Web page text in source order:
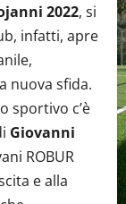
2022, si
infatti, apre
nuova sfida.
sportivo c’è
Giovanni
ROBUR
e alla